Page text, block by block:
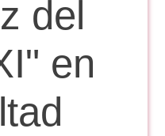
del
en